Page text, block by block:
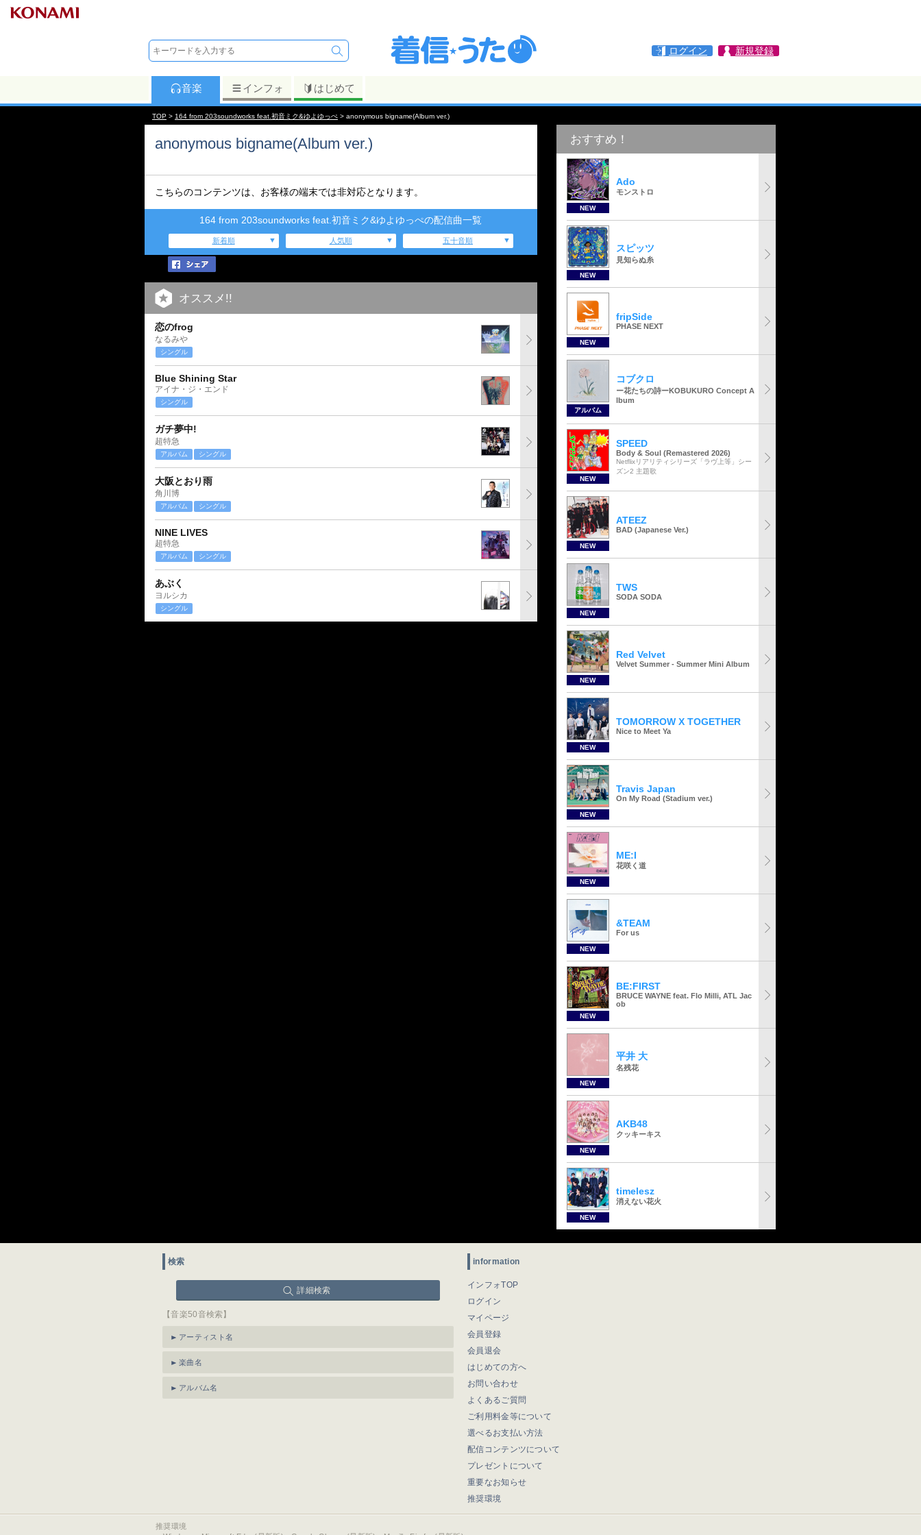
ログイン 新規登録
音楽 インフォ はじめて
TOP > 164 from 203soundworks feat.初音ミク&ゆよゆっぺ > anonymous bigname(Album ver.)
anonymous bigname(Album ver.)
こちらのコンテンツは、お客様の端末では非対応となります。
164 from 203soundworks feat.初音ミク&ゆよゆっぺの配信曲一覧
新着順 人気順 五十音順
オススメ!!
恋のfrog
なるみや
シングル
Blue Shining Star
アイナ・ジ・エンド
シングル
ガチ夢中!
超特急
アルバム シングル
大阪とおり雨
角川博
アルバム シングル
NINE LIVES
超特急
アルバム シングル
あぶく
ヨルシカ
シングル
おすすめ！
NEW
Ado
モンストロ
NEW
スピッツ
見知らぬ糸
NEW
fripSide
PHASE NEXT
アルバム
コブクロ
ー花たちの詩ーKOBUKURO Concept A
lbum
NEW
SPEED
Body & Soul (Remastered 2026)
Netflixリアリティシリーズ「ラヴ上等」シー
ズン2 主題歌
NEW
ATEEZ
BAD (Japanese Ver.)
NEW
TWS
SODA SODA
NEW
Red Velvet
Velvet Summer - Summer Mini Album
NEW
TOMORROW X TOGETHER
Nice to Meet Ya
NEW
Travis Japan
On My Road (Stadium ver.)
NEW
ME:I
花咲く道
NEW
&TEAM
For us
NEW
BE:FIRST
BRUCE WAYNE feat. Flo Milli, ATL Jac
ob
NEW
平井 大
名残花
NEW
AKB48
クッキーキス
NEW
timelesz
消えない花火
検索
詳細検索
【音楽50音検索】
アーティスト名
楽曲名
アルバム名
information
インフォTOP
ログイン
マイページ
会員登録
会員退会
はじめての方へ
お問い合わせ
よくあるご質問
ご利用料金等について
選べるお支払い方法
配信コンテンツについて
プレゼントについて
重要なお知らせ
推奨環境
推奨環境